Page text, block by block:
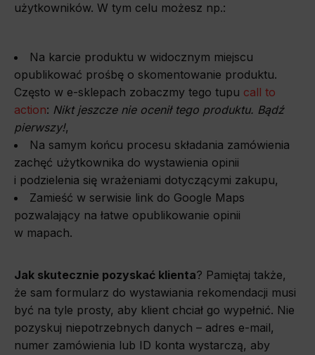
użytkowników. W tym celu możesz np.:
Na karcie produktu w widocznym miejscu
opublikować prośbę o skomentowanie produktu.
Często w e-sklepach zobaczmy tego tupu call to
action: Nikt jeszcze nie ocenił tego produktu. Bądź
pierwszy!,
Na samym końcu procesu składania zamówienia
zachęć użytkownika do wystawienia opinii
i podzielenia się wrażeniami dotyczącymi zakupu,
Zamieść w serwisie link do Google Maps
pozwalający na łatwe opublikowanie opinii
w mapach.
Jak skutecznie pozyskać klienta? Pamiętaj także,
że sam formularz do wystawiania rekomendacji musi
być na tyle prosty, aby klient chciał go wypełnić. Nie
pozyskuj niepotrzebnych danych – adres e-mail,
numer zamówienia lub ID konta wystarczą, aby